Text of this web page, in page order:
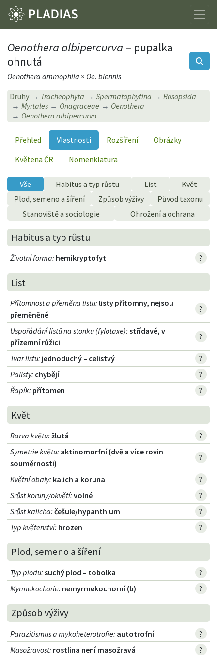
Oenothera albipercurva– pupalka
ohnutá
Oenothera ammophila × Oe. biennis
Druhy Tracheophyta Spermatophytina
Rosopsida
Myrtales
Onagraceae
Oenothera
Oenothera albipercurva
Přehled Vlastnosti Rozšíření
Obrázky
Květena ČR
Nomenklatura
Vše Habitus a typ růstu List
Květ
Plod, semeno a šíření
Způsob výživy
Původ taxonu
Stanoviště a sociologie
Ohrožení a ochrana
Habitus a typ růstu
Životní forma: hemikryptofyt ?
List
Přítomnost a přeměna listu: listy přítomny, nejsou
přeměněné
?
Uspořádání listů na stonku (fylotaxe): střídavé, v
přízemní růžici
?
Tvar listu: jednoduchý – celistvý
?
Palisty: chybějí
?
Řapík: přítomen ?
Květ
Barva květu: žlutá
?
Symetrie květu: aktinomorfní (dvě a více rovin
souměrnosti)
?
Květní obaly: kalich a koruna
?
Srůst koruny/okvětí: volné
?
Srůst kalicha: češule/hypanthium
?
Typ květenství: hrozen ?
Plod, semeno a šíření
Typ plodu: suchý plod – tobolka
?
Myrmekochorie: nemyrmekochorní (b) ?
Způsob výživy
Parazitismus a mykoheterotrofie: autotrofní
?
Masožravost: rostlina není masožravá
?